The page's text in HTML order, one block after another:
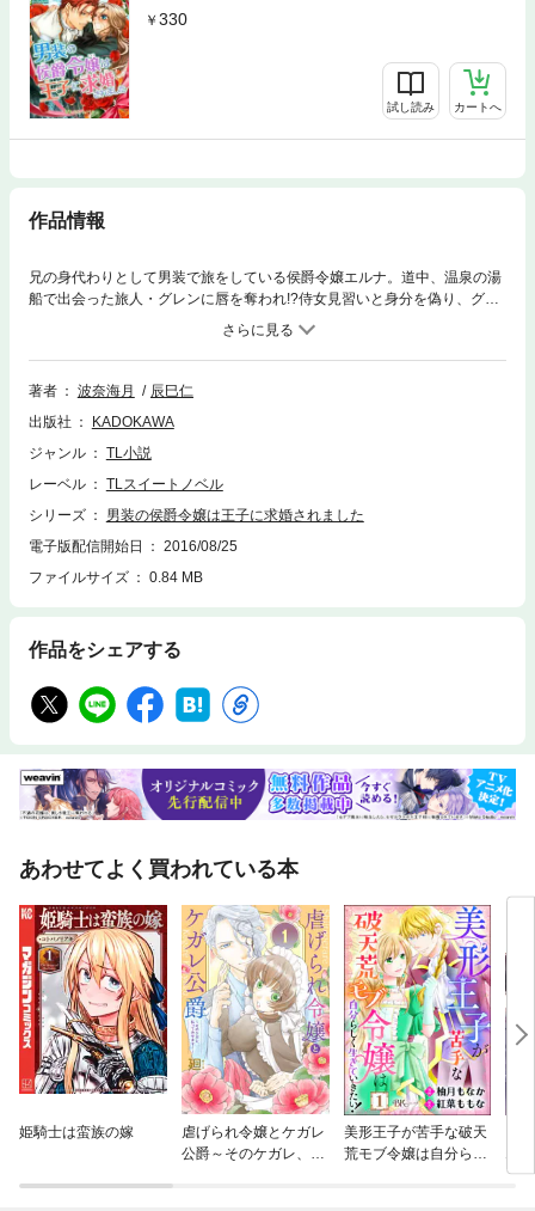
330
試し読み カートへ
作品情報
兄の身代わりとして男装で旅をしている侯爵令嬢エルナ。道中、温泉の湯
船で出会った旅人・グレンに唇を奪われ!?侍女見習いと身分を偽り、グレ
ンとの恋を深めるエルナ。淫らで丹念な愛撫を施され、溢れる愛蜜。逞し
い身体で貫かれて感じる、初めての愉悦。けれど彼が知るのは、私の偽っ
た名前や身分……。え！ 全部知っていたって!? しかも彼も身分を隠し
ていた？王子様だと正体を明かされ、プロポーズされて……！
著者 波奈海月
辰巳仁
出版社
KADOKAWA
ジャンル
TL小説
レーベル
TLスイートノベル
シリーズ
男装の侯爵令嬢は王子に求婚されました
電子版配信開始日
2016/08/25
ファイルサイズ
0.84 MB
作品をシェアする
あわせてよく買われている本
姫騎士は蛮族の嫁
虐げられ令嬢とケガレ
公爵～そのケガレ、払
美形王子が苦手な破天
荒モブ令嬢は自分らし
ム
部